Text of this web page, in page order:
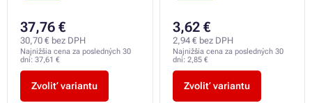
37,76 €
30,70 € bez DPH
Najnižšia cena za posledných 30
dní: 37,61 €
Zvoliť variantu
3,62 €
2,94 € bez DPH
Najnižšia cena za posledných 30
dní: 2,85 €
Zvoliť variantu